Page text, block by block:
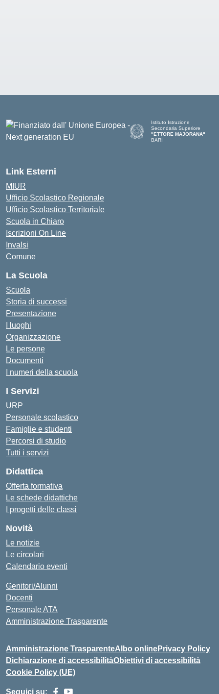
Istituto Istruzione
Secondaria Superiore
"ETTORE MAJORANA"
BARI
Link Esterni
MIUR
Ufficio Scolastico Regionale
Ufficio Scolastico Territoriale
Scuola in Chiaro
Iscrizioni On Line
Invalsi
Comune
La Scuola
Scuola
Storia di successi
Presentazione
I luoghi
Organizzazione
Le persone
Documenti
I numeri della scuola
I Servizi
URP
Personale scolastico
Famiglie e studenti
Percorsi di studio
Tutti i servizi
Didattica
Offerta formativa
Le schede didattiche
I progetti delle classi
Novità
Le notizie
Le circolari
Calendario eventi
Genitori/Alunni
Docenti
Personale ATA
Amministrazione Trasparente
Amministrazione TrasparenteAlbo onlinePrivacy Policy
Dichiarazione di accessibilitàObiettivi di accessibilità
Cookie Policy (UE)
Seguici su: